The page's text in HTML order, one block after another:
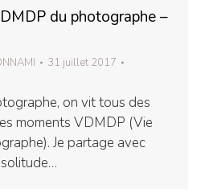
du photographe –
31 juillet 2017
on vit tous des
moments VDMDP (Vie
Je partage avec